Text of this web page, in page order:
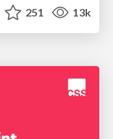
251 13k